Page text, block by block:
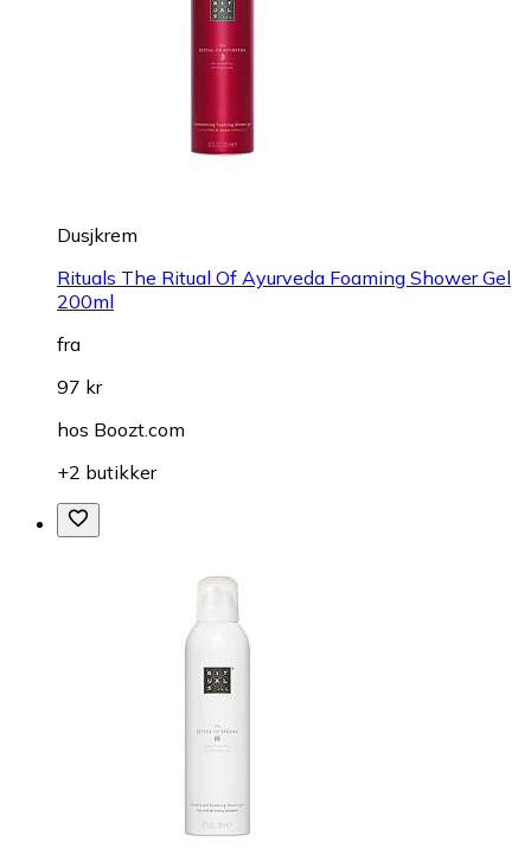
Dusjkrem
Rituals The Ritual Of Ayurveda Foaming Shower Gel
200ml
fra
97 kr
hos Boozt.com
+2 butikker